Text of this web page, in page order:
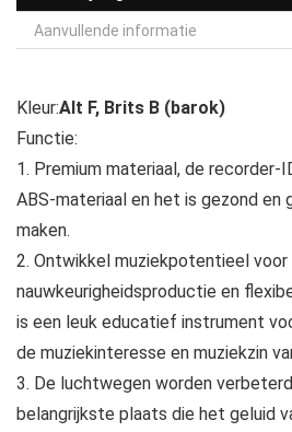
Aanvullende informatie
Kleur:Alt F, Brits B (barok)
Functie:
1. Premium materiaal, de recorder-
ABS-materiaal en het is gezond en
maken.
2. Ontwikkel muziekpotentieel voor
nauwkeurigheidsproductie en
is een leuk educatief instrument
de muziekinteresse en muziekzin
3. De luchtwegen worden
belangrijkste plaats die het geluid